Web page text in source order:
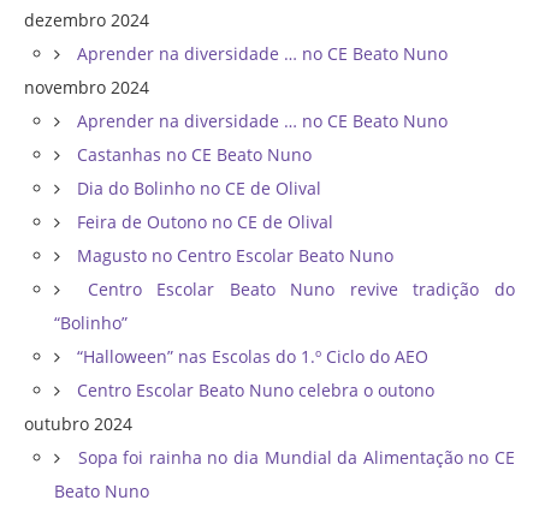
dezembro 2024
Aprender na diversidade … no CE Beato Nuno
novembro 2024
Aprender na diversidade … no CE Beato Nuno
Castanhas no CE Beato Nuno
Dia do Bolinho no CE de Olival
Feira de Outono no CE de Olival
Magusto no Centro Escolar Beato Nuno
Centro Escolar Beato Nuno revive tradição do
“Bolinho”
“Halloween” nas Escolas do 1.º Ciclo do AEO
Centro Escolar Beato Nuno celebra o outono
outubro 2024
Sopa foi rainha no dia Mundial da Alimentação no CE
Beato Nuno